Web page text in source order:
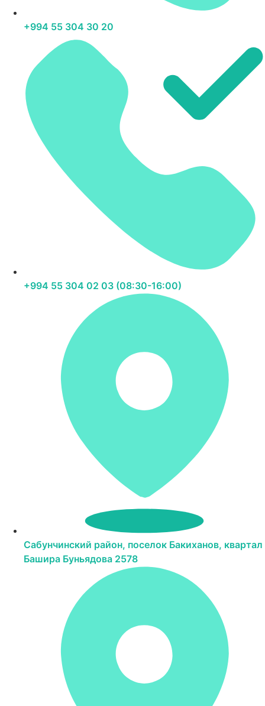
+994 55 304 30 20
+994 55 304 02 03 (08:30-16:00)
Сабунчинский район, поселок Бакиханов, квартал
Башира Буньядова 2578